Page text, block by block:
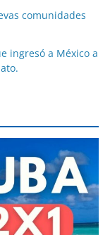
comunidades
ingresó a México a